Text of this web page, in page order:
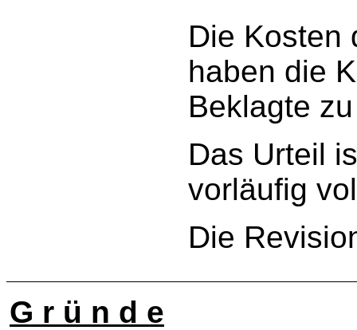
Die Kosten
haben die
Beklagte
Das Urteil
vorläufig
Die
G r ü n d e